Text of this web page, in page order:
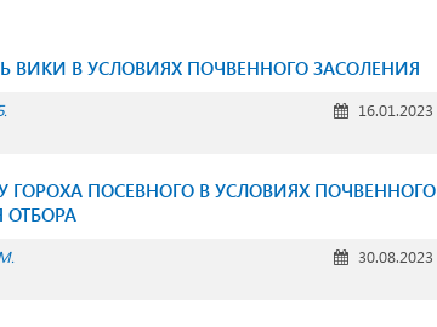
ВИКИ В УСЛОВИЯХ ПОЧВЕННОГО ЗАСОЛЕНИЯ
16.01.2023
ГОРОХА ПОСЕВНОГО В УСЛОВИЯХ ПОЧВЕННОГО
30.08.2023